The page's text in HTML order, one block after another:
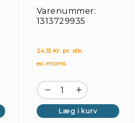
Varenummer:
1313729935
24,15 Kr. pr. stk.
ex. moms
Læg i kurv